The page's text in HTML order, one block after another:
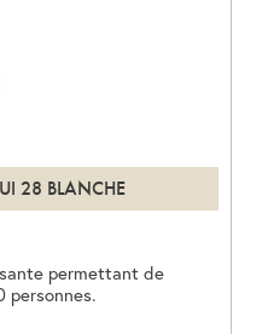
28 BLANCHE
permettant de
personnes.